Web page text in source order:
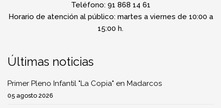
Teléfono: 91 868 14 61
Horario de atención al público: martes a viernes de 10:00 a
15:00 h.
Últimas noticias
Primer Pleno Infantil "La Copia" en Madarcos
05 agosto 2026